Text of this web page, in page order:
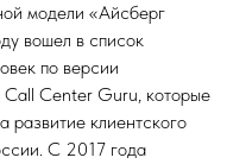
модели «Айсберг
вошел в список
по версии
Center Guru, которые
развитие клиентского
С 2017 года